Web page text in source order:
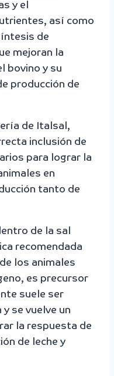
y el
así como
de
mejoran la
bovino y su
producción de
de Italsal,
inclusión de
para lograr la
en
tanto de
de la sal
recomendada
los animales
es precursor
suele ser
se vuelve un
la respuesta de
de leche y